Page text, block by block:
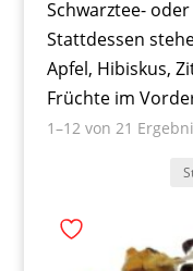
Schwarztee-
Stattdessen
Apfel, Hibiskus,
Früchte im
1–12 von 21